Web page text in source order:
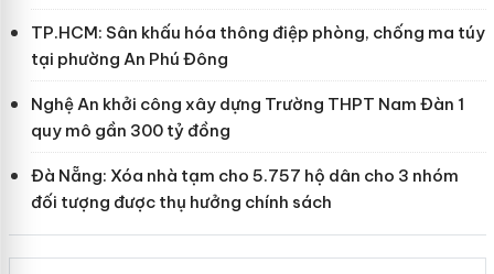
TP.HCM: Sân khấu hóa thông điệp phòng, chống ma túy
tại phường An Phú Đông
Nghệ An khởi công xây dựng Trường THPT Nam Đàn 1
quy mô gần 300 tỷ đồng
Đà Nẵng: Xóa nhà tạm cho 5.757 hộ dân cho 3 nhóm
đối tượng được thụ hưởng chính sách